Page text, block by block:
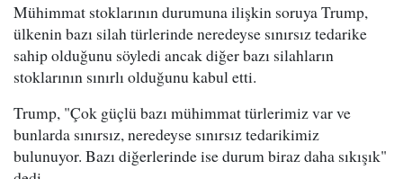
Mühimmat stoklarının durumuna ilişkin soruya Trump,
ülkenin bazı silah türlerinde neredeyse sınırsız tedarike
sahip olduğunu söyledi ancak diğer bazı silahların
stoklarının sınırlı olduğunu kabul etti.
Trump, "Çok güçlü bazı mühimmat türlerimiz var ve
bunlarda sınırsız, neredeyse sınırsız tedarikimiz
bulunuyor. Bazı diğerlerinde ise durum biraz daha sıkışık"